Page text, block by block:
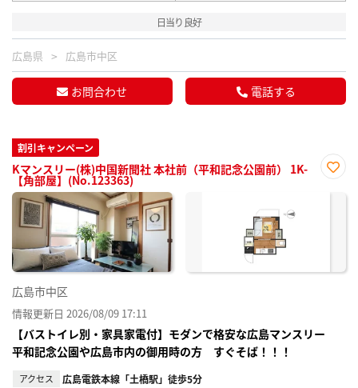
日当り良好
広島県 広島市中区
お問合わせ 電話する
割引キャンペーン
Kマンスリー(株)中国新聞社 本社前（平和記念公園前） 1K-
【角部屋】(No.123363)
に入
広島市中区
情報更新日 2026/08/09 17:11
【バストイレ別・家具家電付】モダンで格安な広島マンスリー
平和記念公園や広島市内の御用時の方 すぐそば！！！
アクセス 広島電鉄本線「土橋駅」徒歩5分